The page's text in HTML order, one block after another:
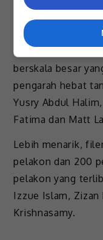
ditonton
Films.
Sekadar info, filem
berskala besar
pengarah hebat
Yusry Abdul
Fatima dan Matt
Lebih menarik,
pelakon dan 200
pelakon yang
Izzue Islam, Zizan
Krishnasamy.